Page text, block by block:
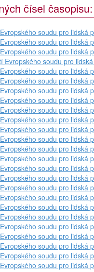
čísel časopisu:
soudu pro lidská
soudu pro lidská
soudu pro lidská
Evropského soudu pro
soudu pro lidská
soudu pro lidská
soudu pro lidská
soudu pro lidská
soudu pro lidská
soudu pro lidská
soudu pro lidská
soudu pro lidská
soudu pro lidská
soudu pro lidská
soudu pro lidská
soudu pro lidská
soudu pro lidská
soudu pro lidská
soudu pro lidská
soudu pro lidská
soudu pro lidská
soudu pro lidská
soudu pro lidská
soudu pro lidská
soudu pro lidská